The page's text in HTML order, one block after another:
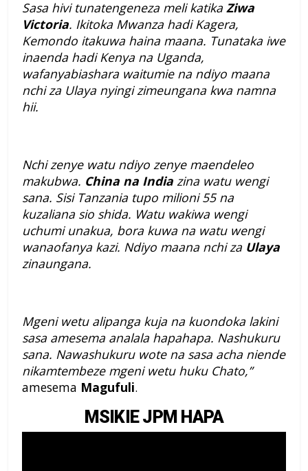
Sasa hivi tunatengeneza meli katika Ziwa
Victoria. Ikitoka Mwanza hadi Kagera,
Kemondo itakuwa haina maana. Tunataka iwe
inaenda hadi Kenya na Uganda,
wafanyabiashara waitumie na ndiyo maana
nchi za Ulaya nyingi zimeungana kwa namna
hii.
Nchi zenye watu ndiyo zenye maendeleo
makubwa. China na India zina watu wengi
sana. Sisi Tanzania tupo milioni 55 na
kuzaliana sio shida. Watu wakiwa wengi
uchumi unakua, bora kuwa na watu wengi
wanaofanya kazi. Ndiyo maana nchi za Ulaya
zinaungana.
Mgeni wetu alipanga kuja na kuondoka lakini
sasa amesema analala hapahapa. Nashukuru
sana. Nawashukuru wote na sasa acha niende
nikamtembeze mgeni wetu huku Chato,”
amesema Magufuli.
MSIKIE JPM HAPA